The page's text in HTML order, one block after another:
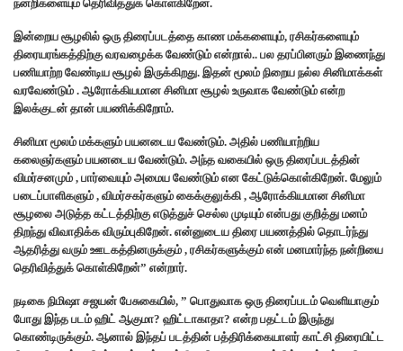
நன்றிகளையும் தெரிவித்துக் கொள்கிறேன்.
இன்றைய சூழலில் ஒரு திரைப்படத்தை காண மக்களையும், ரசிகர்களையும்
திரையரங்கத்திற்கு வரவழைக்க வேண்டும் என்றால்.. பல தரப்பினரும் இணைந்து
பணியாற்ற வேண்டிய சூழல் இருக்கிறது. இதன் மூலம் நிறைய நல்ல சினிமாக்கள்
வரவேண்டும் . ஆரோக்கியமான சினிமா சூழல் உருவாக வேண்டும் என்ற
இலக்குடன் தான் பயணிக்கிறோம்.
சினிமா மூலம் மக்களும் பயனடைய வேண்டும். அதில் பணியாற்றிய
கலைஞர்களும் பயனடைய வேண்டும். அந்த வகையில் ஒரு திரைப்படத்தின்
விமர்சனமும் , பார்வையும் அமைய வேண்டும் என கேட்டுக்கொள்கிறேன். மேலும்
படைப்பாளிகளும் , விமர்சகர்களும் கைக்குலுக்கி , ஆரோக்கியமான சினிமா
சூழலை அடுத்த கட்டத்திற்கு எடுத்துச் செல்ல முடியும் என்பது குறித்து மனம்
திறந்து விவாதிக்க விரும்புகிறேன். என்னுடைய திரை பயணத்தில் தொடர்ந்து
ஆதரித்து வரும் ஊடகத்தினருக்கும் , ரசிகர்களுக்கும் என் மனமார்ந்த நன்றியை
தெரிவித்துக் கொள்கிறேன்” என்றார்.
நடிகை நிமிஷா சஜயன் பேசுகையில், ” பொதுவாக ஒரு திரைப்படம் வெளியாகும்
போது இந்த படம் ஹிட் ஆகுமா? ஹிட்டாகாதா? என்ற பதட்டம் இருந்து
கொண்டிருக்கும். ஆனால் இந்தப் படத்தின் பத்திரிக்கையாளர் காட்சி திரையிட்ட